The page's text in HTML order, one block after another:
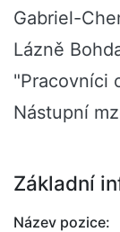
Gabriel-
Lázně
"Pracovníci
Nástupní
Základní
Název pozice: